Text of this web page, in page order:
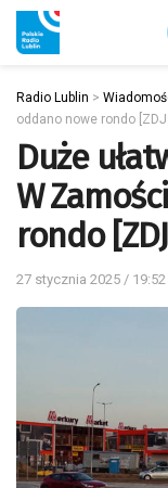
Radio Lublin >
oddano nowe rondo
Duże
W
rondo
27 stycznia 2025 / 19:52